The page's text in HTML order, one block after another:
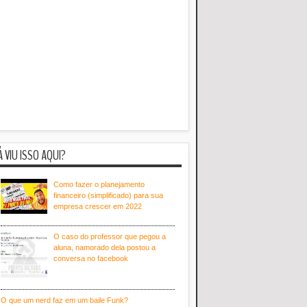
VIU ISSO AQUI?
Como fazer o planejamento
financeiro (simplificado) para sua
empresa crescer em 2022
O caso do professor que pegou a
aluna, namorado dela postou a
conversa no facebook
O que um nerd faz em um baile Funk?